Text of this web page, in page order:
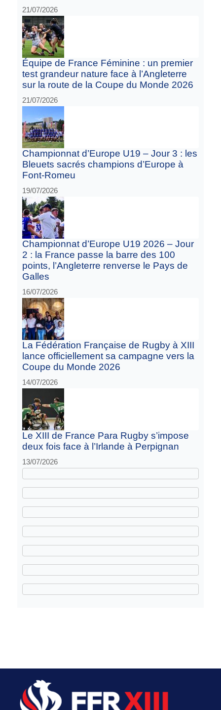
21/07/2026
Équipe de France Féminine : un premier
test grandeur nature face à l’Angleterre
sur la route de la Coupe du Monde 2026
21/07/2026
Championnat d’Europe U19 – Jour 3 : les
Bleuets sacrés champions d’Europe à
Font-Romeu
19/07/2026
Championnat d’Europe U19 2026 – Jour
2 : la France passe la barre des 100
points, l’Angleterre renverse le Pays de
Galles
16/07/2026
La Fédération Française de Rugby à XIII
lance officiellement sa campagne vers la
Coupe du Monde 2026
14/07/2026
Le XIII de France Para Rugby s’impose
deux fois face à l’Irlande à Perpignan
13/07/2026